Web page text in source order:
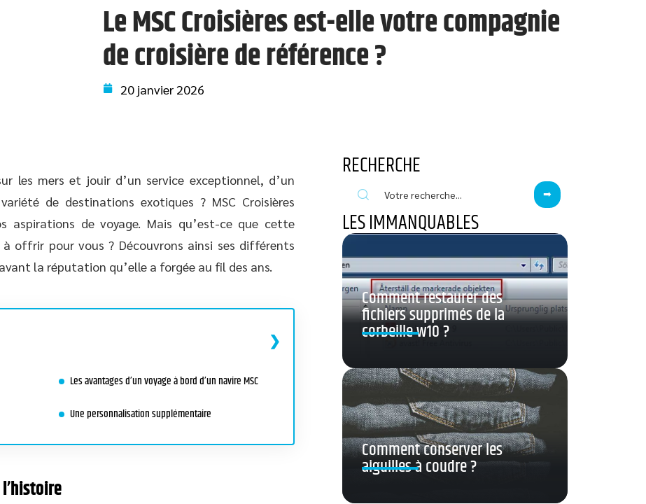
Le MSC Croisières est-elle votre compagnie
de croisière de référence ?
20 janvier 2026
les mers et jouir d’un service exceptionnel, d’un
de destinations exotiques ? MSC Croisières
aspirations de voyage. Mais qu’est-ce que cette
offrir pour vous ? Découvrons ainsi ses différents
la réputation qu’elle a forgée au fil des ans.
Les avantages d’un voyage à bord d’un navire MSC
Une personnalisation supplémentaire
RECHERCHE
LES IMMANQUABLES
Comment restaurer des
fichiers supprimés de la
corbeille w10 ?
Comment conserver les
aiguilles à coudre ?